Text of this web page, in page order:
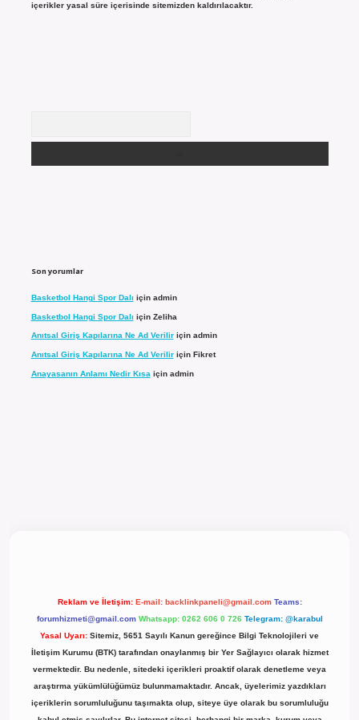
içerikler yasal süre içerisinde sitemizden kaldırılacaktır.
Son yorumlar
Basketbol Hangi Spor Dalı için admin
Basketbol Hangi Spor Dalı için Zeliha
Anıtsal Giriş Kapılarına Ne Ad Veriliriçin admin
Anıtsal Giriş Kapılarına Ne Ad Veriliriçin Fikret
Anayasanın Anlamı Nedir Kısa için admin
Reklam ve İletişim: E-mail: backlinkpaneli@gmail.com Teams:
forumhizmeti@gmail.com Whatsapp: 0262 606 0 726 Telegram: @karabul
Yasal Uyarı: Sitemiz, 5651 Sayılı Kanun gereğince Bilgi Teknolojileri ve
İletişim Kurumu (BTK) tarafından onaylanmış bir Yer Sağlayıcı olarak hizmet
vermektedir. Bu nedenle, sitedeki içerikleri proaktif olarak denetleme veya
araştırma yükümlülüğümüz bulunmamaktadır. Ancak, üyelerimiz yazdıkları
içeriklerin sorumluluğunu taşımakta olup, siteye üye olarak bu sorumluluğu